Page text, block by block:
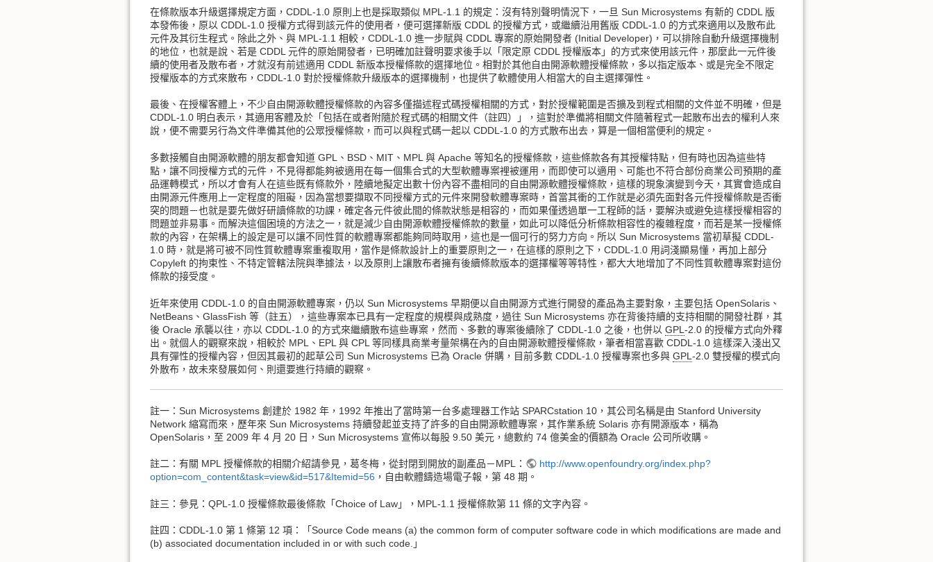
在條款版本升級選擇規定方面，CDDL-1.0 原則上也是採取類似 MPL-1.1 的規定：沒有特別聲明情況下，一旦 Sun Microsystems 有新的 CDDL 版
本發佈後，原以 CDDL-1.0 授權方式得到該元件的使用者，便可選擇新版 CDDL 的授權方式，或繼續沿用舊版 CDDL-1.0 的方式來適用以及散布此
元件及其衍生程式。除此之外、與 MPL-1.1 相較，CDDL-1.0 進一步賦與 CDDL 專案的原始開發者 (Initial Developer)，可以排除自動升級選擇機制
的地位，也就是說、若是 CDDL 元件的原始開發者，已明確加註聲明要求後手以「限定原 CDDL 授權版本」的方式來使用該元件，那麼此一元件後
續的使用者及散布者，才就沒有前述適用 CDDL 新版本授權條款的選擇地位。相對於其他自由開源軟體授權條款，多以指定版本、或是完全不限定
授權版本的方式來散布，CDDL-1.0 對於授權條款升級版本的選擇機制，也提供了軟體使用人相當大的自主選擇彈性。
最後、在授權客體上，不少自由開源軟體授權條款的內容多僅描述程式碼授權相關的方式，對於授權範圍是否擴及到程式相關的文件並不明確，但是
CDDL-1.0 明白表示，其適用客體及於「包括在或者附隨於程式碼的相關文件（註四）」，這對於準備將相關文件隨著程式一起散布出去的權利人來
說，便不需要另行為文件準備其他的公眾授權條款，而可以與程式碼一起以 CDDL-1.0 的方式散布出去，算是一個相當便利的規定。
多數接觸自由開源軟體的朋友都會知道 GPL、BSD、MIT、MPL 與 Apache 等知名的授權條款，這些條款各有其授權特點，但有時也因為這些特
點，讓不同授權方式的元件，不見得都能夠被適用在每一個集合式的大型軟體專案裡被運用，而即使可以適用、可能也不符合部份商業公司預期的產
品運轉模式，所以才會有人在這些既有條款外，陸續地擬定出數十份內容不盡相同的自由開源軟體授權條款，這樣的現象演變到今天，其實會造成自
由開源元件應用上一定程度的阻礙，因為當想要擷取不同授權方式的元件來開發軟體專案時，首當其衝的工作就是必須先面對各元件授權條款是否衝
突的問題－也就是要先做好研讀條款的功課，確定各元件彼此間的條款狀態是相容的，而如果僅透過單一工程師的話，要解決或避免這樣授權相容的
問題並非易事。而解決這個困境的方法之一，就是減少自由開源軟體授權條款的數量，如此可以降低分析條款相容性的複雜程度，而若是某一授權條
款的內容，在架構上的設定是可以讓不同性質的軟體專案都能夠同時取用，這也是一個可行的努力方向。所以 Sun Microsystems 當初草擬 CDDL-
1.0 時，就是將可被不同性質軟體專案重複取用，當作是條款設計上的重要原則之一，在這樣的原則之下，CDDL-1.0 用詞淺顯易懂，再加上部分
Copyleft 的拘束性、不特定管轄法院與準據法，以及原則上讓散布者擁有後續條款版本的選擇權等等特性，都大大地增加了不同性質軟體專案對這份
條款的接受度。
近年來使用 CDDL-1.0 的自由開源軟體專案，仍以 Sun Microsystems 早期便以自由開源方式進行開發的產品為主要對象，主要包括 OpenSolaris、
NetBeans、GlassFish 等（註五），這些專案本已具有一定程度的規模與成熟度，過往 Sun Microsystems 亦在背後持續的支持相關的開發社群，其
後 Oracle 承襲以往，亦以 CDDL-1.0 的方式來繼續散布這些專案，然而、多數的專案後續除了 CDDL-1.0 之後，也併以 GPL -2.0 的授權方式向外釋
出。就個人的觀察來說，相較於 MPL、EPL 與 CPL 等同樣具商業考量架構在內的自由開源軟體授權條款，筆者相當喜歡 CDDL-1.0 這樣深入淺出又
具有彈性的授權內容，但因其最初的起草公司 Sun Microsystems 已為 Oracle 併購，目前多數 CDDL-1.0 授權專案也多與 GPL -2.0 雙授權的模式向
外散布，故未來發展如何、則還要進行持續的觀察。
註一：Sun Microsystems 創建於 1982 年，1992 年推出了當時第一台多處理器工作站 SPARCstation 10，其公司名稱是由 Stanford University
Network 縮寫而來，歷年來 Sun Microsystems 持續發起並支持了許多的自由開源軟體專案，其作業系統 Solaris 亦有開源版本，稱為
OpenSolaris，至 2009 年 4 月 20 日，Sun Microsystems 宣佈以每股 9.50 美元，總數約 74 億美金的價額為 Oracle 公司所收購。
註二：有關 MPL 授權條款的相關介紹請參見，葛冬梅，從封閉到開放的副產品－MPL：
http://www.openfoundry.org/index.php?
option=com_content&task=view&id=517&Itemid=56 ，自由軟體鑄造場電子報，第 48 期。
註三：參見：QPL-1.0 授權條款最後條款「Choice of Law」，MPL-1.1 授權條款第 11 條的文字內容。
註四：CDDL-1.0 第 1 條第 12 項：「Source Code means (a) the common form of computer software code in which modifications are made and
(b) associated documentation included in or with such code.」